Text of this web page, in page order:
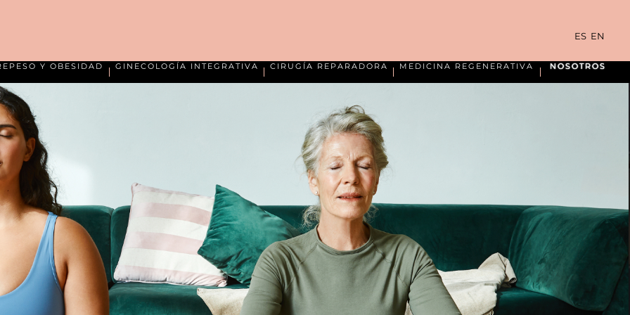
ES EN
Y OBESIDAD GINECOLOGÍA INTEGRATIVA CIRUGÍA REPARADORA MEDICINA REGENERATIVA NOSOTROS